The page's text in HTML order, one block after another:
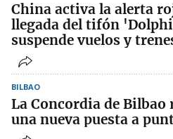
China activa la alerta
llegada del tifón
suspende vuelos y
BILBAO
La Concordia de Bilbao
una nueva puesta a